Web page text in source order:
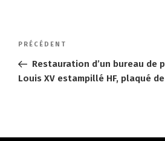
Navigation
l’article
Article
précédent
PRÉCÉDENT
Restauration d’un bureau de
Louis XV estampillé HF, plaqué